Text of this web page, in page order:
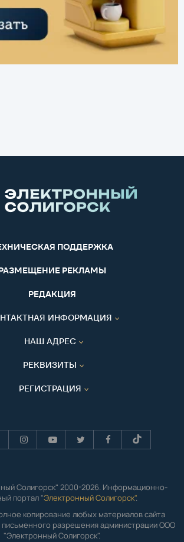
ПОДДЕРЖКА
РЕКЛАМЫ
РЕДАКЦИЯ
ИНФОРМАЦИЯ
НАШ АДРЕС
РЕКВИЗИТЫ
РЕГИСТРАЦИЯ
Солигорск" 2000-2026. Информационно-
портал "Электронный Солигорск".
копирование любых материалов сайта
разрешения администрации ООО
"Электронный Солигорск".